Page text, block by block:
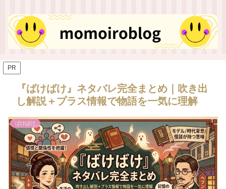
PR
『ばけばけ』ネタバレ完全まとめ｜吹き出
し解説＋プラス情報で物語を一気に理解
ばけばけ